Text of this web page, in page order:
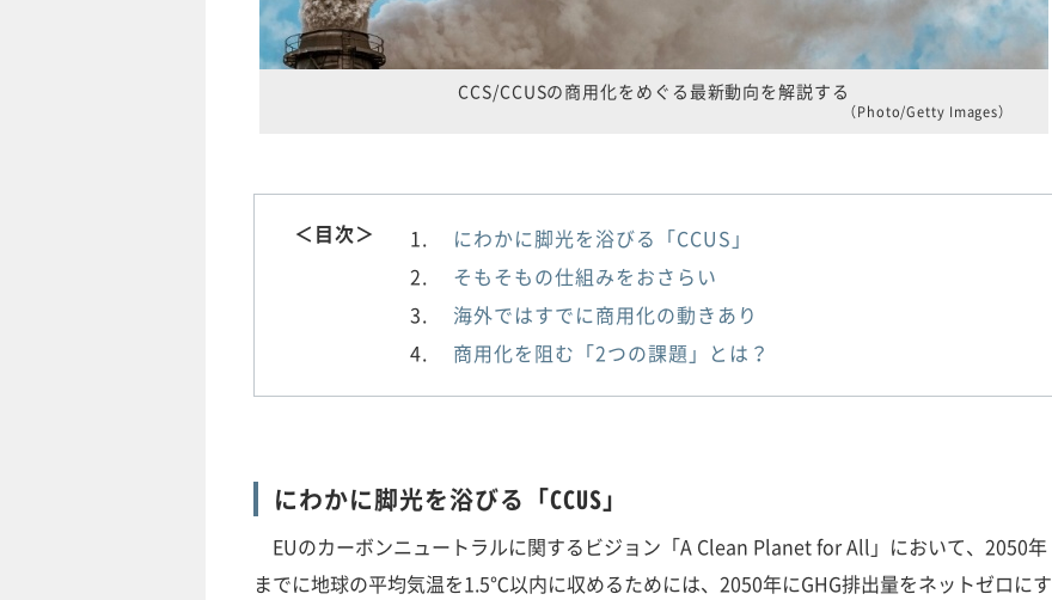
CCS/CCUSの商用化をめぐる最新動向を解説する
（Photo/Getty Images）
＜目次＞
にわかに脚光を浴びる「CCUS」
そもそもの仕組みをおさらい
海外ではすでに商用化の動きあり
商用化を阻む「2つの課題」とは？
にわかに脚光を浴びる「CCUS」
EUのカーボンニュートラルに関するビジョン「A Clean Planet for All」において、2050年
までに地球の平均気温を1.5℃以内に収めるためには、2050年にGHG排出量をネットゼロにす